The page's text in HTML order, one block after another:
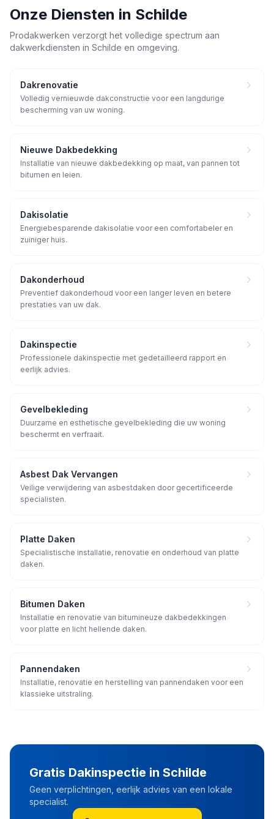
Onze Diensten in Schilde
Prodakwerken verzorgt het volledige spectrum aan
dakwerkdiensten in Schilde en omgeving.
Dakrenovatie
Volledig vernieuwde dakconstructie voor een langdurige
bescherming van uw woning.
Nieuwe Dakbedekking
Installatie van nieuwe dakbedekking op maat, van pannen tot
bitumen en leien.
Dakisolatie
Energiebesparende dakisolatie voor een comfortabeler en
zuiniger huis.
Dakonderhoud
Preventief dakonderhoud voor een langer leven en betere
prestaties van uw dak.
Dakinspectie
Professionele dakinspectie met gedetailleerd rapport en
eerlijk advies.
Gevelbekleding
Duurzame en esthetische gevelbekleding die uw woning
beschermt en verfraait.
Asbest Dak Vervangen
Veilige verwijdering van asbestdaken door gecertificeerde
specialisten.
Platte Daken
Specialistische installatie, renovatie en onderhoud van platte
daken.
Bitumen Daken
Installatie en renovatie van bitumineuze dakbedekkingen
voor platte en licht hellende daken.
Pannendaken
Installatie, renovatie en herstelling van pannendaken voor een
klassieke uitstraling.
Gratis Dakinspectie in Schilde
Geen verplichtingen, eerlijk advies van een lokale
specialist.